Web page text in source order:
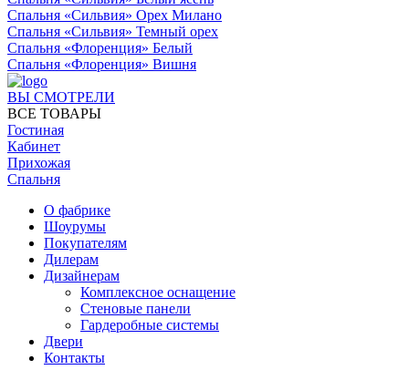
Спальня «Сильвия» Орех Милано
Спальня «Сильвия» Темный орех
Спальня «Флоренция» Белый
Спальня «Флоренция» Вишня
ВЫ СМОТРЕЛИ
ВСЕ ТОВАРЫ
Гостиная
Кабинет
Прихожая
Спальня
О фабрике
Шоурумы
Покупателям
Дилерам
Дизайнерам
Комплексное оснащение
Стеновые панели
Гардеробные системы
Двери
Контакты